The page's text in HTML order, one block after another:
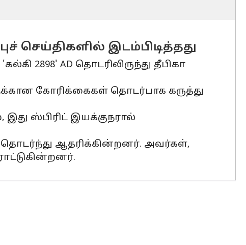
செய்திகளில் இடம்பிடித்தது
2898' AD தொடரிலிருந்து தீபிகா
கோரிக்கைகள் தொடர்பாக கருத்து
ஸ்பிரிட் இயக்குநரால்
தொடர்ந்து ஆதரிக்கின்றனர். அவர்கள்,